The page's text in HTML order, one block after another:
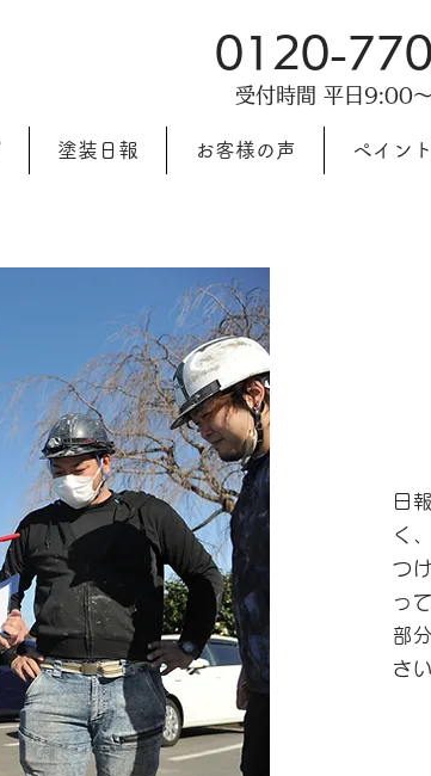
0120-
受付時間 平日9:00
塗装日報 お客様の声 ペイン
日
く
つ
っ
部
さい